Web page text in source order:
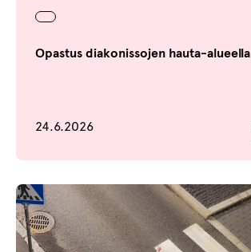
Opastus diakonissojen hauta-alueella
Julkaistu
24.6.2026